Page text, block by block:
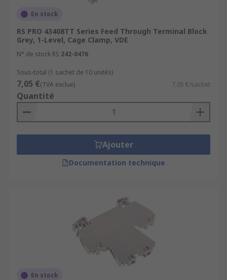
conditioning controls
En stock
RS PRO 43408TT Series Feed Through Terminal Block
Grey, 1-Level, Cage Clamp, VDE
N° de stock RS 242-0476
Sous-total (1 sachet de 10 unités)
7,05 €(TVA exclue) 7,05 €/sachet
Quantité
Ajouter
Documentation technique
En stock